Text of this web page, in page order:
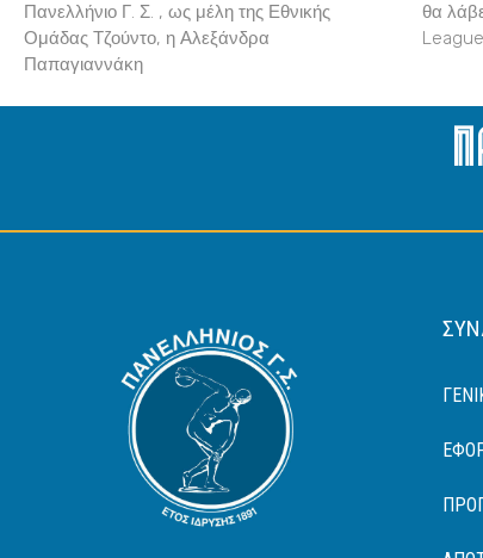
Πανελλήνιο Γ. Σ. , ως μέλη της Εθνικής
Ομάδας Τζούντο, η Αλεξάνδρα
Παπαγιαννάκη
θα